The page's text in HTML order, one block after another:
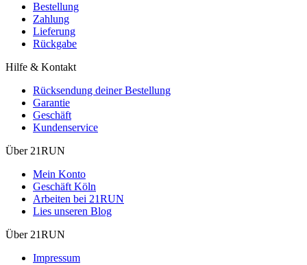
Bestellung
Zahlung
Lieferung
Rückgabe
Hilfe & Kontakt
Rücksendung deiner Bestellung
Garantie
Geschäft
Kundenservice
Über 21RUN
Mein Konto
Geschäft Köln
Arbeiten bei 21RUN
Lies unseren Blog
Über 21RUN
Impressum